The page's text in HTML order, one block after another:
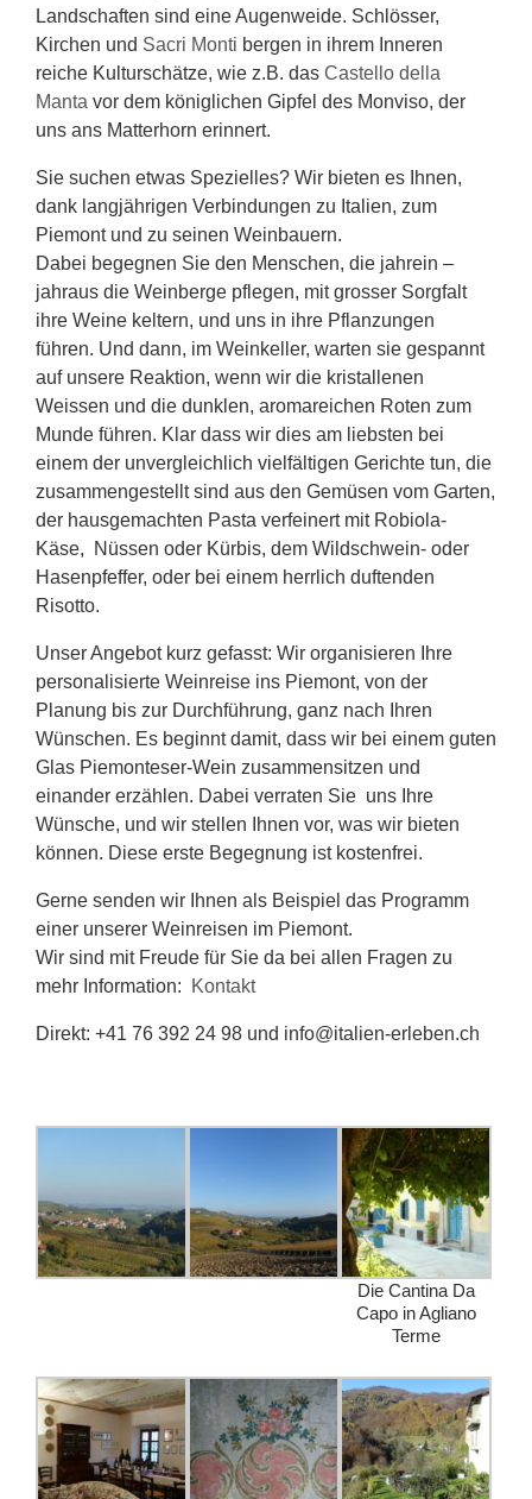
Landschaften sind eine Augenweide. Schlösser,
Kirchen und Sacri Monti bergen in ihrem Inneren
reiche Kulturschätze, wie z.B. das Castello della
Manta vor dem königlichen Gipfel des Monviso, der
uns ans Matterhorn erinnert.
Sie suchen etwas Spezielles? Wir bieten es Ihnen,
dank langjährigen Verbindungen zu Italien, zum
Piemont und zu seinen Weinbauern.
Dabei begegnen Sie den Menschen, die jahrein –
jahraus die Weinberge pflegen, mit grosser Sorgfalt
ihre Weine keltern, und uns in ihre Pflanzungen
führen. Und dann, im Weinkeller, warten sie gespannt
auf unsere Reaktion, wenn wir die kristallenen
Weissen und die dunklen, aromareichen Roten zum
Munde führen. Klar dass wir dies am liebsten bei
einem der unvergleichlich vielfältigen Gerichte tun, die
zusammengestellt sind aus den Gemüsen vom Garten,
der hausgemachten Pasta verfeinert mit Robiola-
Käse, Nüssen oder Kürbis, dem Wildschwein- oder
Hasenpfeffer, oder bei einem herrlich duftenden
Risotto.
Unser Angebot kurz gefasst: Wir organisieren Ihre
personalisierte Weinreise ins Piemont, von der
Planung bis zur Durchführung, ganz nach Ihren
Wünschen. Es beginnt damit, dass wir bei einem guten
Glas Piemonteser-Wein zusammensitzen und
einander erzählen. Dabei verraten Sie uns Ihre
Wünsche, und wir stellen Ihnen vor, was wir bieten
können. Diese erste Begegnung ist kostenfrei.
Gerne senden wir Ihnen als Beispiel das Programm
einer unserer Weinreisen im Piemont.
Wir sind mit Freude für Sie da bei allen Fragen zu
mehr Information:
Kontakt
Direkt: +41 76 392 24 98 und info@italien-erleben.ch
Die Cantina Da
Capo in Agliano
Terme